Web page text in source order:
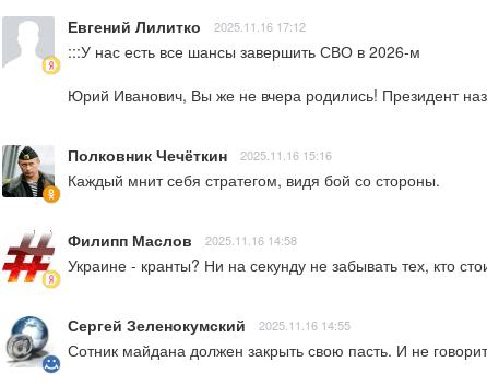
Евгений Лилитко 2025.11.16 17:12
:::У нас есть все шансы завершить СВО в 2026-м
Юрий Иванович, Вы же не вчера родились! Президент
Полковник Чечёткин 2025.11.16 15:16
Каждый мнит себя стратегом, видя бой со стороны.
Филипп Маслов 2025.11.16 14:58
Украине - кранты? Ни на секунду не забывать тех, кто
Сергей Зеленокумский 2025.11.16 14:55
Сотник майдана должен закрыть свою пасть. И не